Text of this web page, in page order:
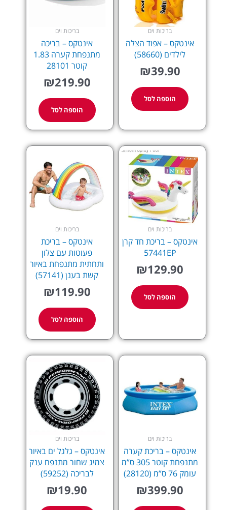
בריכות וים
אינטקס – אפוד הצלה
לילדים (58660)
₪39.90
הוספה לסל
בריכות וים
אינטקס – בריכה
מתנפחת קערה 1.83
קוטר 28101
₪219.90
הוספה לסל
בריכות וים
אינטקס – בריכת חד קרן
57441EP
₪129.90
הוספה לסל
בריכות וים
אינטקס – בריכת
פעוטות עם צלון
ותחתית מתנפחת באיור
קשת בענן (57141)
₪119.90
הוספה לסל
בריכות וים
אינטקס – בריכת קערה
מתנפחת קוטר 305 ס”מ
עומק 76 ס”מ (28120)
₪399.90
בריכות וים
אינטקס – גלגל ים באיור
צמיג שחור מתנפח ענק
לבריכה (59252)
₪19.90